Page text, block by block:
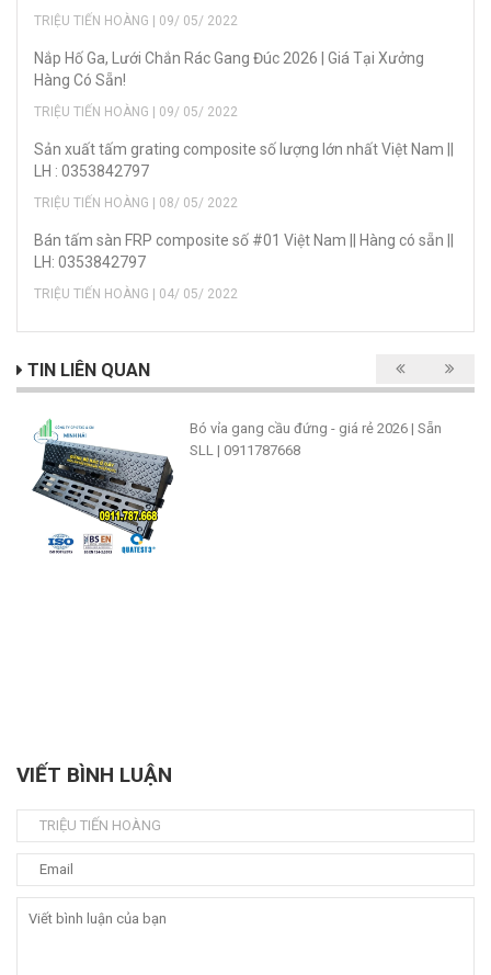
TRIỆU TIẾN HOÀNG | 09/ 05/ 2022
Nắp Hố Ga, Lưới Chắn Rác Gang Đúc 2026 | Giá Tại Xưởng
Hàng Có Sẵn!
TRIỆU TIẾN HOÀNG | 09/ 05/ 2022
Sản xuất tấm grating composite số lượng lớn nhất Việt Nam ||
LH : 0353842797
TRIỆU TIẾN HOÀNG | 08/ 05/ 2022
Bán tấm sàn FRP composite số #01 Việt Nam || Hàng có sẵn ||
LH: 0353842797
TRIỆU TIẾN HOÀNG | 04/ 05/ 2022
TIN LIÊN QUAN
Bó vỉa gang cầu đứng - giá rẻ 2026 | Sẵn
SLL | 0911787668
VIẾT BÌNH LUẬN